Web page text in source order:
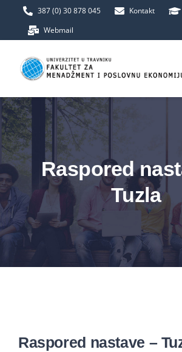
387 (0) 30 878 045 Kontakt
Webmail
Početna
Fakultet
Upis
Studij
Raspored
Tuzla
Raspored nastave –